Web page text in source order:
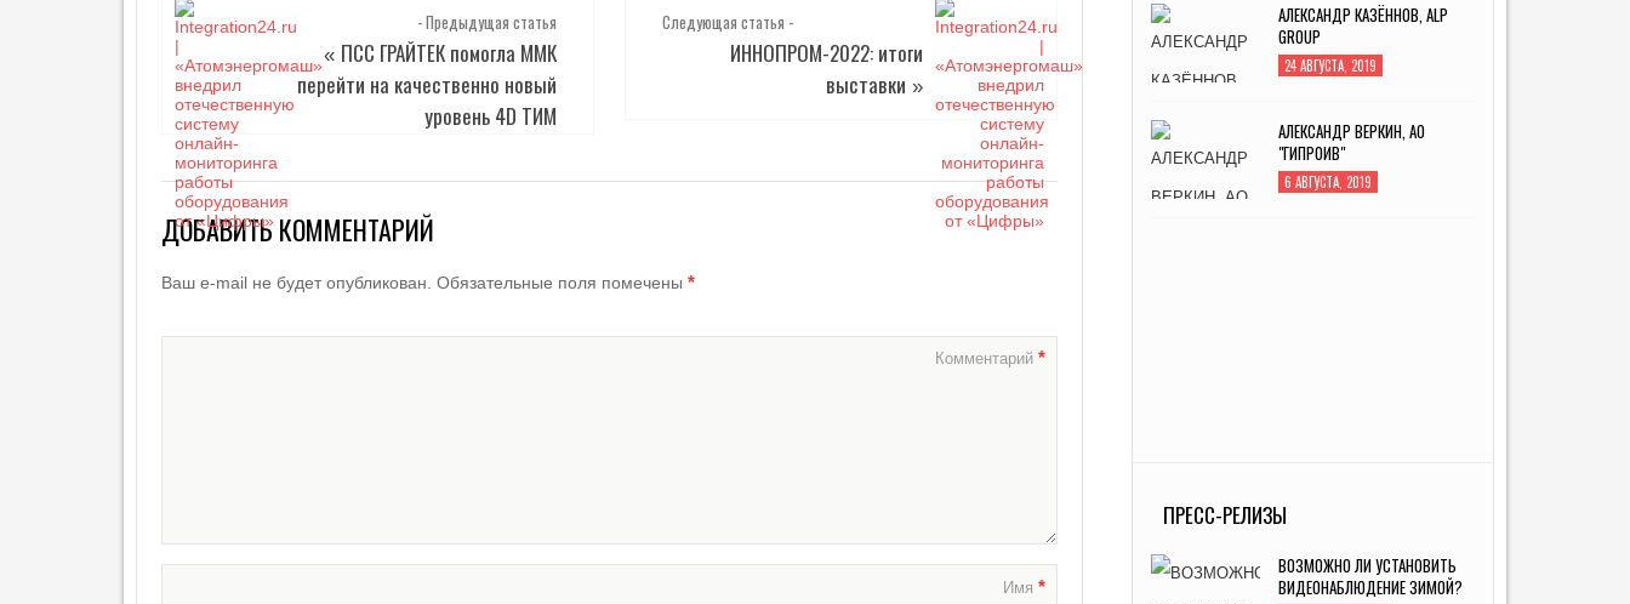
- Предыдущая статья
« ПСС ГРАЙТЕК помогла ММК
перейти на качественно новый
уровень 4D ТИМ
Следующая статья -
ИННОПРОМ-2022: итоги
выставки »
ДОБАВИТЬ КОММЕНТАРИЙ
Ваш e-mail не будет опубликован. Обязательные поля помечены *
Комментарий*
Имя*
АЛЕКСАНДР КАЗЁННОВ, ALP
GROUP
24 АВГУСТА, 2019
АЛЕКСАНДР ВЕРКИН, АО
"ГИПРОИВ"
6 АВГУСТА, 2019
ПРЕСС-РЕЛИЗЫ
ВОЗМОЖНО ЛИ УСТАНОВИТЬ
ВИДЕОНАБЛЮДЕНИЕ ЗИМОЙ?